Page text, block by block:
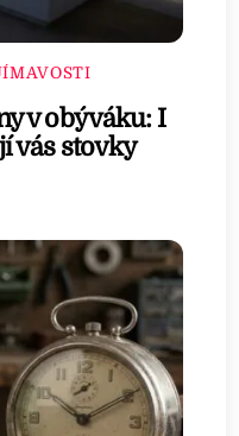
v obýváku: I
vás stovky